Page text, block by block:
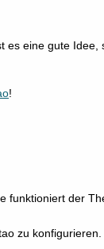
es eine gute
!
funktioniert der
zu konfigurieren.